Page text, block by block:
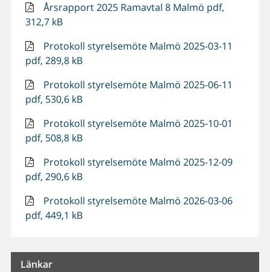
Årsrapport 2025 Ramavtal 8 Malmö pdf,
312,7 kB
Protokoll styrelsemöte Malmö 2025-03-11
pdf, 289,8 kB
Protokoll styrelsemöte Malmö 2025-06-11
pdf, 530,6 kB
Protokoll styrelsemöte Malmö 2025-10-01
pdf, 508,8 kB
Protokoll styrelsemöte Malmö 2025-12-09
pdf, 290,6 kB
Protokoll styrelsemöte Malmö 2026-03-06
pdf, 449,1 kB
Länkar